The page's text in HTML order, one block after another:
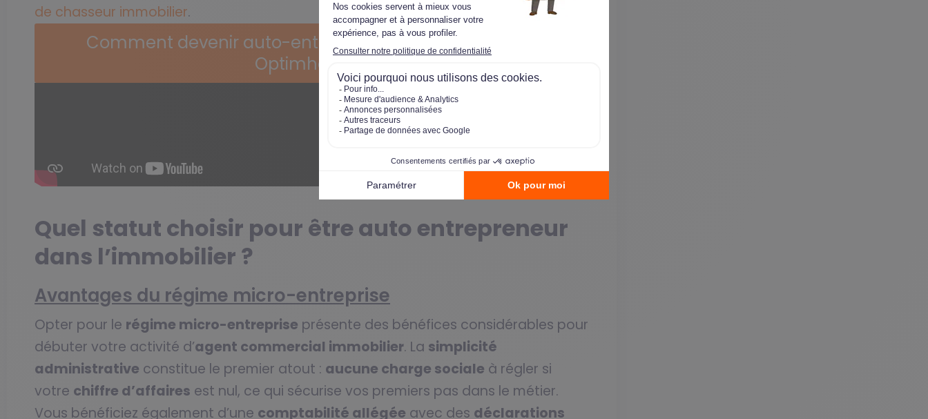
de chasseur immobilier.
Comment devenir auto-entrepreneur immobilier chez
Optimhome ?
Quel statut choisir pour être auto entrepreneur
dans l’immobilier ?
Avantages du régime micro-entreprise
Opter pour le régime micro-entreprise présente des bénéfices considérables pour
débuter votre activité d’agent commercial immobilier. La simplicité
administrative constitue le premier atout : aucune charge sociale à régler si
votre chiffre d’affaires est nul, ce qui sécurise vos premiers pas dans le métier.
Vous bénéficiez également d’une comptabilité allégée avec des déclarations